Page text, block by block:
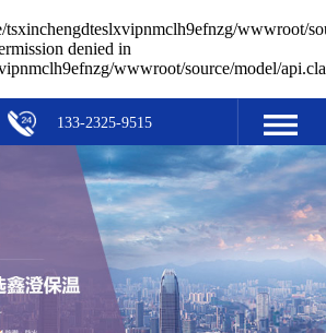
tsxinchengdteslxvipnmclh9efnzg/wwwroot/
denied in
wwwroot/source/model/
133-2325-9515